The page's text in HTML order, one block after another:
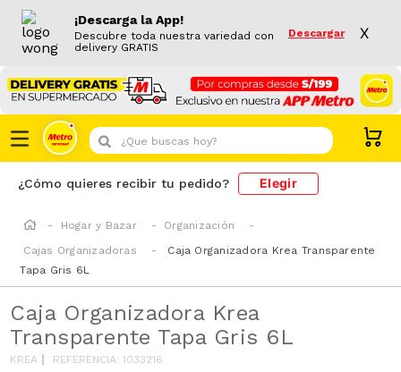
¡Descarga la App!
Descubre toda nuestra variedad con
delivery GRATIS
Descargar X
¿Que buscas hoy?
¿Cómo quieres recibir tu pedido? Elegir
Hogar y Bazar
Organización
Cajas Organizadoras
Caja Organizadora Krea Transparente
Tapa Gris 6L
Caja Organizadora Krea
Transparente Tapa Gris 6L
KREA REFERENCIA:1033216